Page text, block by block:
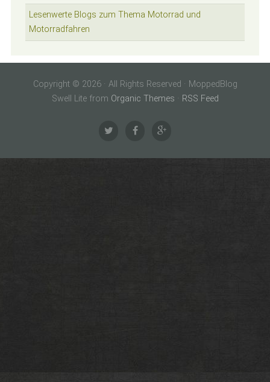
Lesenwerte Blogs zum Thema Motorrad und
Motorradfahren
Copyright © 2026 · All Rights Reserved · MoppedBlog
Swell Lite from Organic Themes · RSS Feed